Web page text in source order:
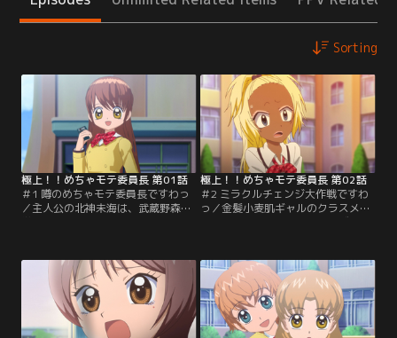
Sorting
極上！！めちゃモテ委員長 第01話
＃1 噂のめちゃモテ委員長ですわっ
／主人公の北神未海は、武蔵野森山
が、さらなるパーフェクトなモテ子
『めちゃモテ委員長』を目指して
日々努力中！そんな未海のクラスメ
イトにめちゃめちゃモテてる3人
組、通称『MM3』と呼ばれるメンズ
極上！！めちゃモテ委員長 第02話
＃2 ミラクルチェンジ大作戦ですわ
っ／金髪小麦肌ギャルのクラスメイ
ト坂下リカのプリンセスローズクラ
た未海。しかし肝心のリカは面倒を
嫌い中々モテ子になる努力をしよう
としない。そんなリカに未海は、か
なりハードな「めちゃモテ☆ミラク
ルチェンジ大作戦」を提示する！